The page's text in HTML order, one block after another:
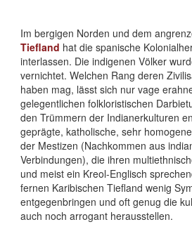
Im bergigen Norden und dem
Tiefland hat die spanische
interlassen. Die indigenen Völker
vernichtet. Welchen Rang deren
haben mag, lässt sich nur vage
gelegentlichen folkloristischen
den Trümmern der Indianerkulturen
geprägte, katholische, sehr
der Mestizen (Nachkommen aus
Verbindungen), die ihren
und meist ein Kreol-Englisch
fernen Karibischen Tiefland wenig
entgegenbringen und oft genug die
auch noch arrogant herausstellen.